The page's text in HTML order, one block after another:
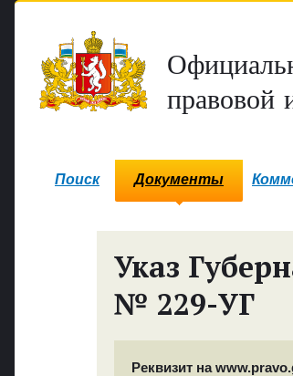
правовой
Поиск Документы
Указ
№ 229-УГ
Реквизит на